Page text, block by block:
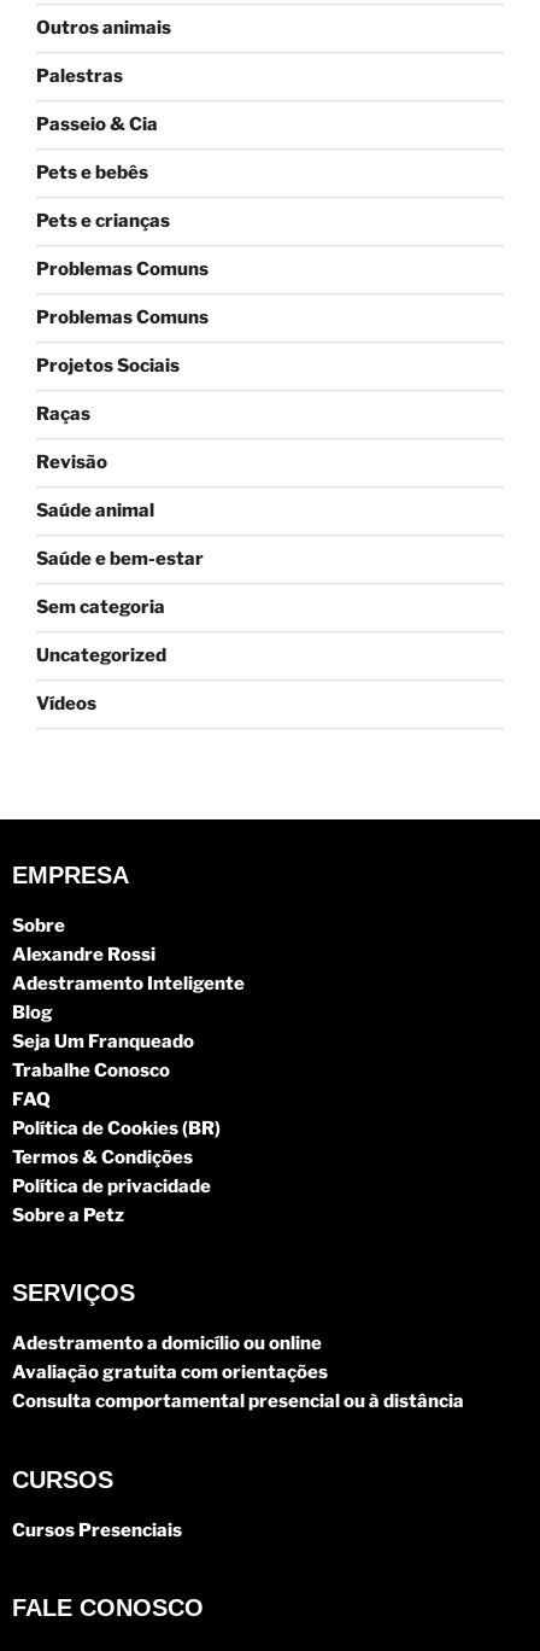
Outros animais
Palestras
Passeio & Cia
Pets e bebês
Pets e crianças
Problemas Comuns
Problemas Comuns
Projetos Sociais
Raças
Revisão
Saúde animal
Saúde e bem-estar
Sem categoria
Uncategorized
Vídeos
EMPRESA
Sobre
Alexandre Rossi
Adestramento Inteligente
Blog
Seja Um Franqueado
Trabalhe Conosco
FAQ
Política de Cookies (BR)
Termos & Condições
Política de privacidade
Sobre a Petz
SERVIÇOS
Adestramento a domicílio ou online
Avaliação gratuita com orientações
Consulta comportamental presencial ou à distância
CURSOS
Cursos Presenciais
FALE CONOSCO